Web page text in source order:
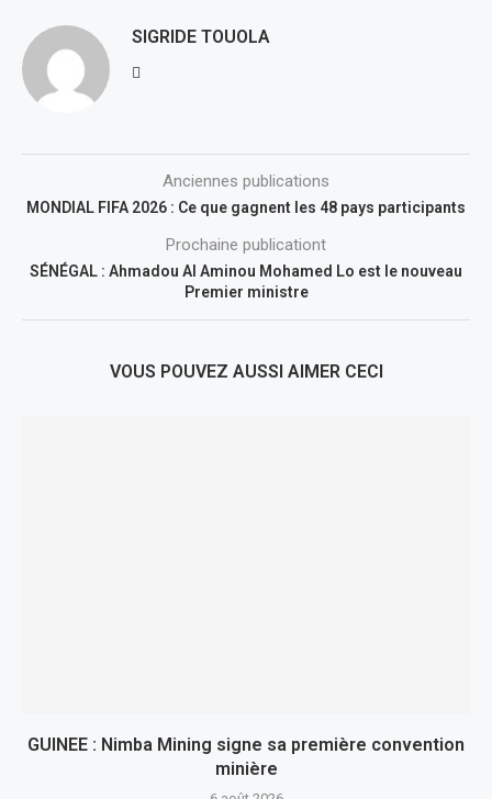
SIGRIDE TOUOLA
Anciennes publications
MONDIAL FIFA 2026 : Ce que gagnent les 48 pays participants
Prochaine publicationt
SÉNÉGAL : Ahmadou Al Aminou Mohamed Lo est le nouveau
Premier ministre
VOUS POUVEZ AUSSI AIMER CECI
GUINEE : Nimba Mining signe sa première convention
minière